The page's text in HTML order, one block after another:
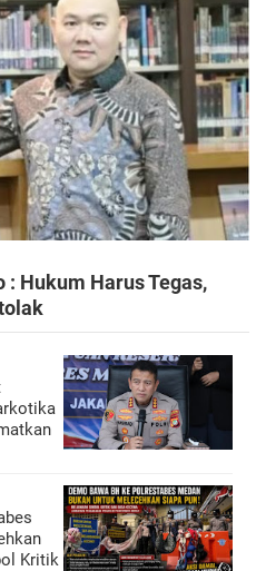
Hukum Harus Tegas,
Kritik